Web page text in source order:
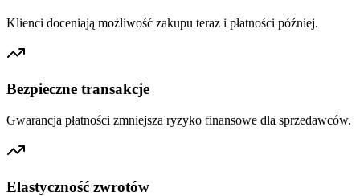
Klienci doceniają możliwość zakupu teraz i płatności później.
Bezpieczne transakcje
Gwarancja płatności zmniejsza ryzyko finansowe dla sprzedawców.
Elastyczność zwrotów